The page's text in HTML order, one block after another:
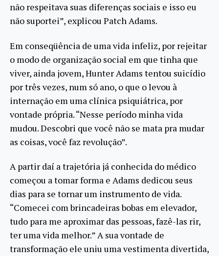
não respeitava suas diferenças sociais e isso eu
não suportei”, explicou Patch Adams.
Em conseqüência de uma vida infeliz, por rejeitar
o modo de organização social em que tinha que
viver, ainda jovem, Hunter Adams tentou suicídio
por três vezes, num só ano, o que o levou à
internação em uma clínica psiquiátrica, por
vontade própria. “Nesse período minha vida
mudou. Descobri que você não se mata pra mudar
as coisas, você faz revolução”.
A partir daí a trajetória já conhecida do médico
começou a tomar forma e Adams dedicou seus
dias para se tornar um instrumento de vida.
“Comecei com brincadeiras bobas em elevador,
tudo para me aproximar das pessoas, fazê-las rir,
ter uma vida melhor.” A sua vontade de
transformação ele uniu uma vestimenta divertida,